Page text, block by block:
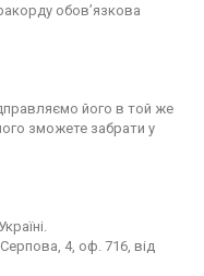
обов’язкова
його в той же
зможете забрати у
4, оф. 716, від